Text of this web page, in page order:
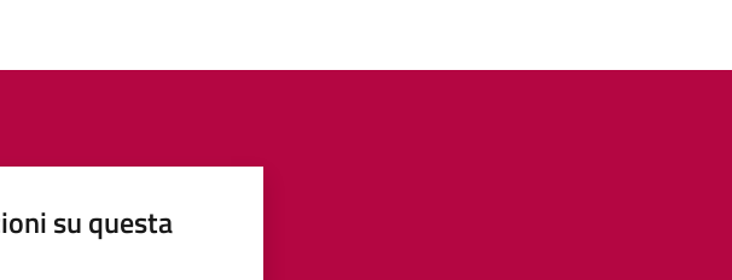
su questa